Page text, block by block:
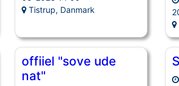
Tistrup, Danmark
offiiel "sove ude
nat"